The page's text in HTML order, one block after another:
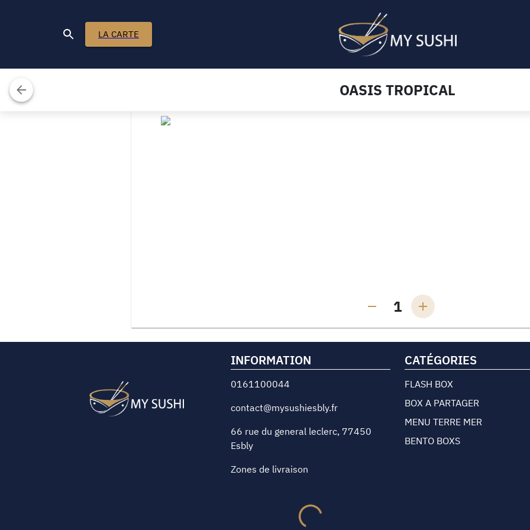
LA CARTE
OASIS TROPICAL
1
INFORMATION
0161100044
contact@mysushiesbly.fr
66 rue du general leclerc, 77450
Esbly
Zones de livraison
CATÉGORIES
FLASH BOX
BOX A PARTAGER
MENU TERRE MER
BENTO BOXS